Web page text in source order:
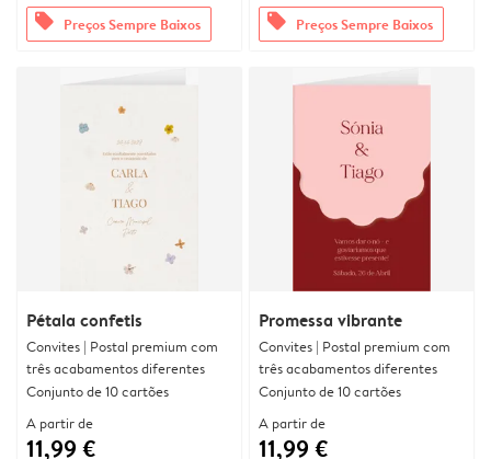
offers Preços Sempre Baixos offers Preços Sempre Baixos
Pétala confetis
Convites | Postal premium com
três acabamentos diferentes
Conjunto de 10 cartões
A partir de
11,99 €
Promessa vibrante
Convites | Postal premium com
três acabamentos diferentes
Conjunto de 10 cartões
A partir de
11,99 €